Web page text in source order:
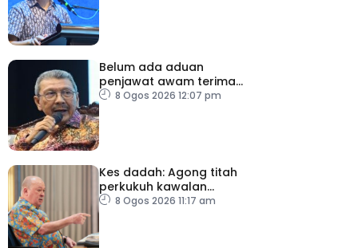
Belum ada aduan
penjawat awam terima
tekanan daripada ahli
8 Ogos 2026 12:07 pm
Kes dadah: Agong titah
perkukuh kawalan
lapangan terbang, pintu
8 Ogos 2026 11:17 am